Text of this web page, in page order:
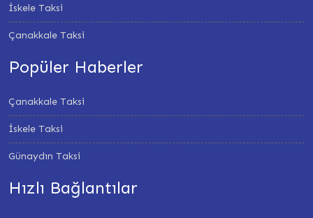
İskele Taksi
Çanakkale Taksi
Popüler Haberler
Çanakkale Taksi
İskele Taksi
Günaydın Taksi
Hızlı Bağlantılar